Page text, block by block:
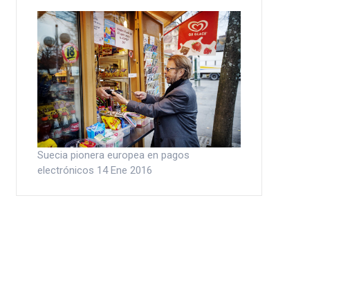
Suecia pionera europea en pagos
electrónicos 14 Ene 2016